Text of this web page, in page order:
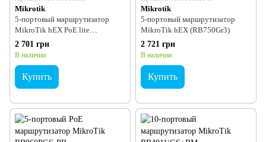
Mikrotik
5-портовый маршрутизатор
MikroTik hEX PoE lite
(RB750UPr2)
2 701 грн
В наличии
Купить
Mikrotik
5-портовый маршрутизатор
MikroTik hEX (RB750Gr3)
2 721 грн
В наличии
Купить